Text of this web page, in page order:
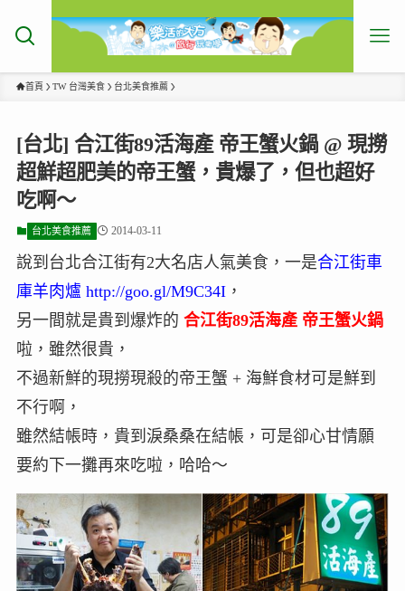
首頁 TW 台灣美食 台北美食推薦
[台北] 合江街89活海產 帝王蟹火鍋 @ 現撈
超鮮超肥美的帝王蟹，貴爆了，但也超好
吃啊～
台北美食推薦 2014-03-11
說到台北合江街有2大名店人氣美食，一是合江街車
庫羊肉爐 http://goo.gl/M9C34I，
另一間就是貴到爆炸的 合江街89活海產 帝王蟹火鍋
啦，雖然很貴，
不過新鮮的現撈現殺的帝王蟹 + 海鮮食材可是鮮到
不行啊，
雖然結帳時，貴到淚桑桑在結帳，可是卻心甘情願
要約下一攤再來吃啦，哈哈～